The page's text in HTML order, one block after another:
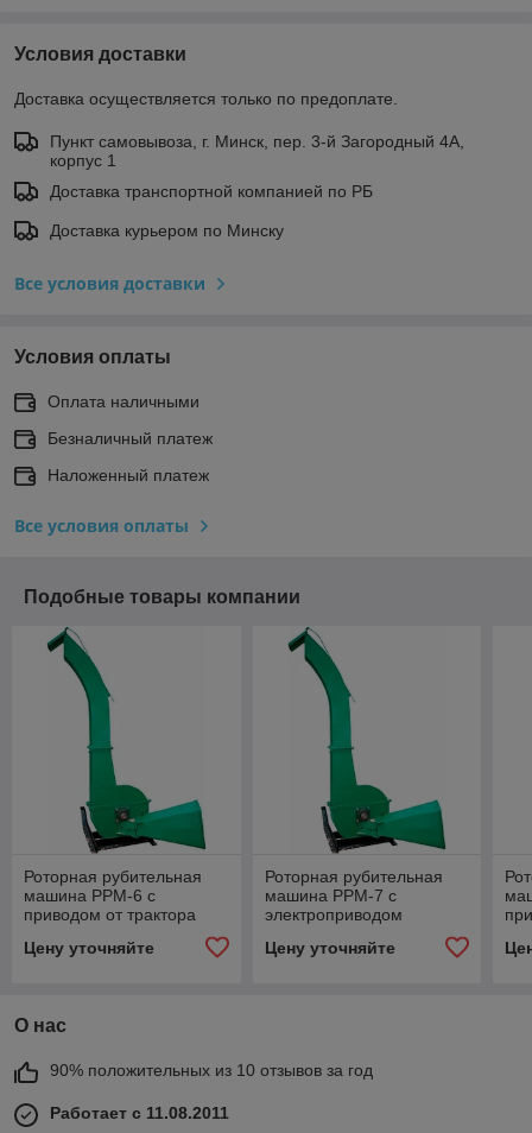
Условия доставки
Доставка осуществляется только по предоплате.
Пункт самовывоза, г. Минск, пер. 3-й Загородный 4А,
корпус 1
Доставка транспортной компанией по РБ
Доставка курьером по Минску
Все условия доставки
Условия оплаты
Оплата наличными
Безналичный платеж
Наложенный платеж
Все условия оплаты
Подобные товары компании
Роторная рубительная
машина РРМ-6 с
приводом от трактора
Цену уточняйте
Роторная рубительная
машина РРМ-7 с
электроприводом
Цену уточняйте
О нас
90% положительных из 10 отзывов за год
Работает с 11.08.2011